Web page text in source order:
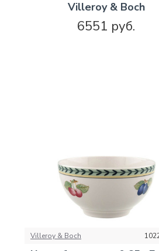
Villeroy & Boch
6551 руб.
Villeroy & Boch